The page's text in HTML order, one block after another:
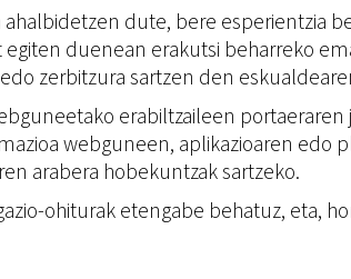
dute, bere esperientzia
duenean erakutsi beharreko
zerbitzura sartzen den
erabiltzaileen portaeraren
webguneen, aplikazioaren edo
arabera hobekuntzak sartzeko.
ohiturak etengabe behatuz, eta,